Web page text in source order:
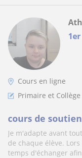
Cours en ligne
Primaire et Collège
cours de
Je m'adapte avant
de chaque élève.
temps d'échanger